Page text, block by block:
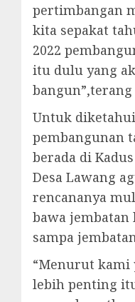
pertimbangan
kita sepakat
2022
itu dulu yang
bangun”,terang
Untuk diketahui
pembangunan
berada di
Desa Lawang
rencananya
bawa jembatan
sampa
“Menurut kami
lebih penting